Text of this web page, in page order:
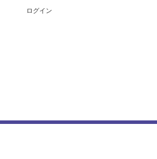
ログイン